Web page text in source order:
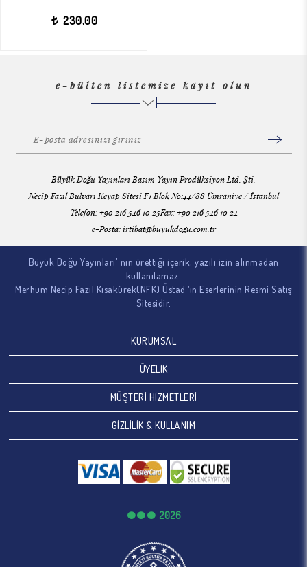
t 230,00
e-bülten listemize kayıt olun
Büyük Doğu Yayınları Basım Yayın Prodüksiyon Ltd. Şti.
Necip Fazıl Bulvarı Keyap Sitesi F1 Blok No:44/88 Ümraniye / İstanbul
Telefon: +90 216 546 10 25Fax: +90 216 546 10 24
e-Posta:irtibat@buyukdogu.com.tr
Büyük Doğu Yayınları' nın ürettiği içerik, yazılı izin alınmadan
kullanılamaz.
Merhum Necip Fazıl Kısakürek(NFK) Üstad ‘ın Eserlerinin Resmi Satış
Sitesidir.
KURUMSAL
ÜYELİK
MÜŞTERİ HİZMETLERİ
GİZLİLİK & KULLANIM
2026